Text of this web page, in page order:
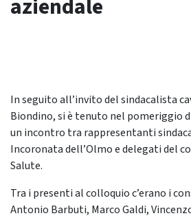
aziendale
In seguito all’invito del sindacalista
Biondino, si è tenuto nel pomeriggio
un incontro tra rappresentanti
Incoronata dell’Olmo e delegati del
Salute.
Tra i presenti al colloquio c’erano i
Antonio Barbuti, Marco Galdi,